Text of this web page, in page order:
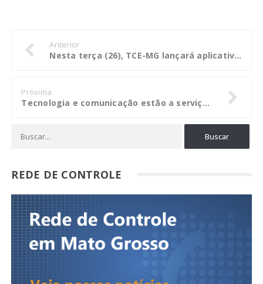
Anterior
Nesta terça (26), TCE-MG lançará aplicativo de controle da qualidade da educação pública
Próxima
Tecnologia e comunicação estão a serviço da fiscalização na arquitetura
REDE DE CONTROLE